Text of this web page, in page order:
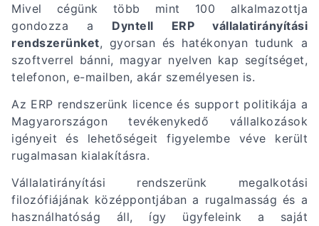
Mivel cégünk több mint 100 alkalmazottja
gondozza a Dyntell ERP vállalatirányítási
rendszerünket, gyorsan és hatékonyan tudunk a
szoftverrel bánni, magyar nyelven kap segítséget,
telefonon, e-mailben, akár személyesen is.
Az ERP rendszerünk licence és support politikája a
Magyarországon tevékenykedő vállalkozások
igényeit és lehetőségeit figyelembe véve került
rugalmasan kialakításra.
Vállalatirányítási rendszerünk megalkotási
filozófiájának középpontjában a rugalmasság és a
használhatóság áll, így ügyfeleink a saját